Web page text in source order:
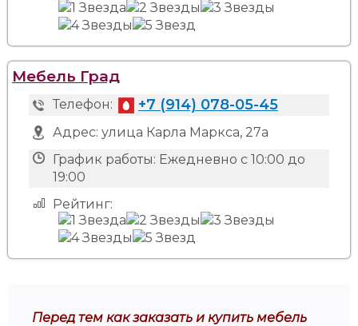
Мебель Град
Телефон: +7 (914) 078-05-45
Адрес: улица Карла Маркса, 27а
График работы: Ежедневно с 10:00 до
19:00
Рейтинг:
Перед тем как заказать и купить мебель